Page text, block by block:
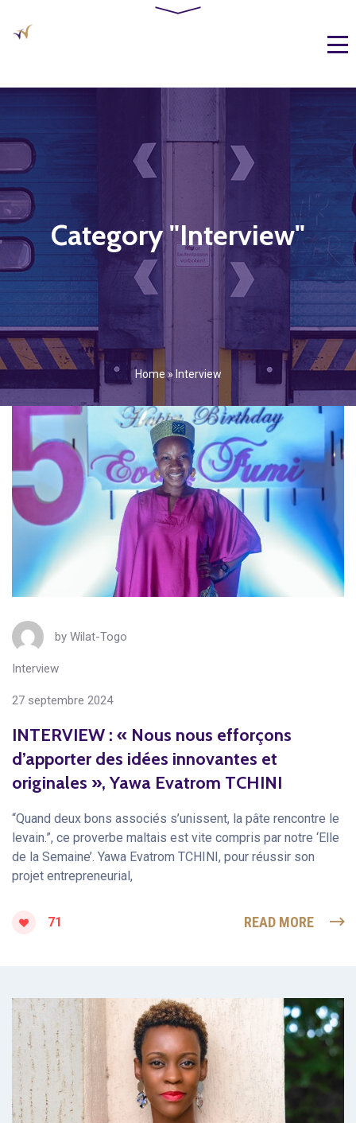
Category "Interview"
Home » Interview
by Wilat-Togo
Interview
27 septembre 2024
INTERVIEW : « Nous nous efforçons
d’apporter des idées innovantes et
originales », Yawa Evatrom TCHINI
“Quand deux bons associés s’unissent, la pâte rencontre le
levain.”, ce proverbe maltais est vite compris par notre ‘Elle
de la Semaine’. Yawa Evatrom TCHINI, pour réussir son
projet entrepreneurial,
71 READ MORE